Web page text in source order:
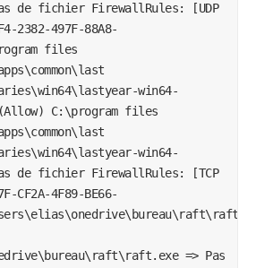
de fichier FirewallRules: [UDP
2382-497F-88A8-
files
win64-
C:\program files
win64-
de fichier FirewallRules: [TCP
CF2A-4F89-BE66-
=> Pas